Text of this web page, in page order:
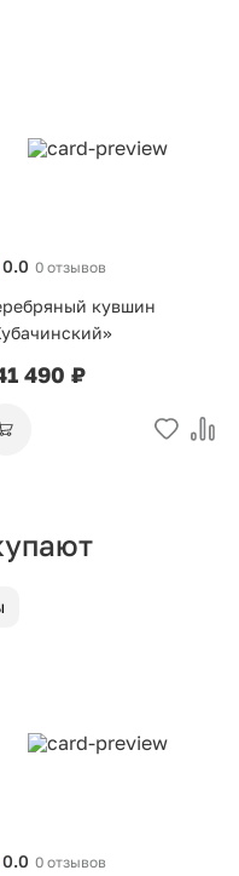
0 отзывов
0.0
кувшин
490 ₽
0 отзывов
0.0